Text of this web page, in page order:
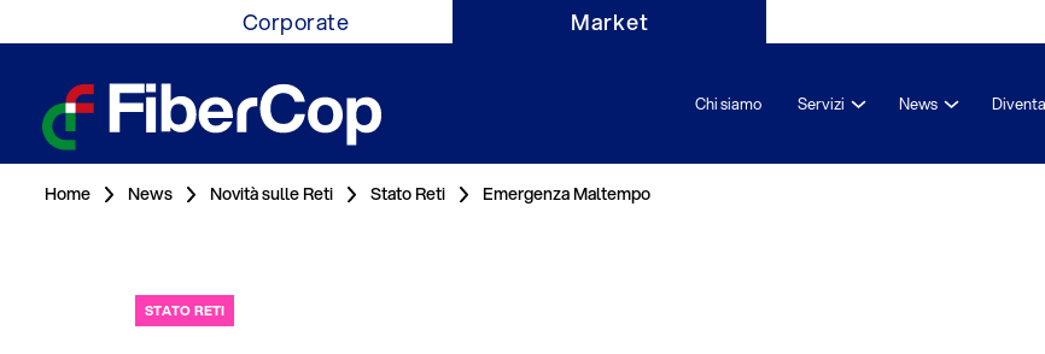
Corporate Market
Chi siamo Servizi News
Home News Novità sulle Reti Stato Reti Emergenza Maltempo
STATO RETI